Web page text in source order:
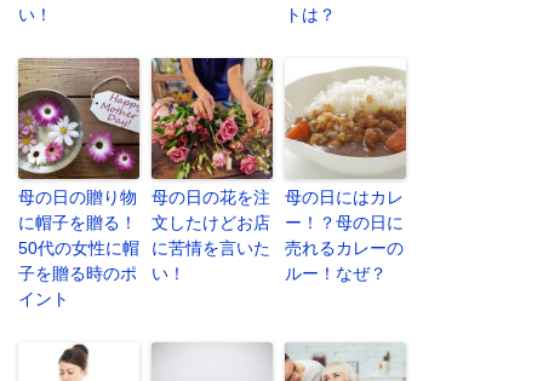
い！
トは？
母の日の贈り物
に帽子を贈る！
50代の女性に帽
子を贈る時のポ
イント
母の日の花を注
文したけどお店
に苦情を言いた
い！
母の日にはカレ
ー！？母の日に
売れるカレーの
ルー！なぜ？